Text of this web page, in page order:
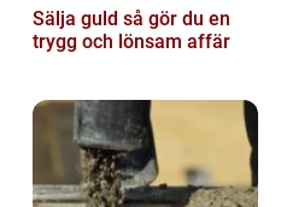
Sälja guld så gör du en
trygg och lönsam affär